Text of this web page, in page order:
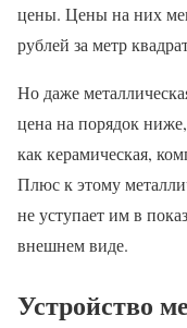
цены. Цены на них
рублей за метр
Но даже
цена на порядок
как керамическая,
Плюс к этому
не уступает им в
внешнем виде.
Устройство